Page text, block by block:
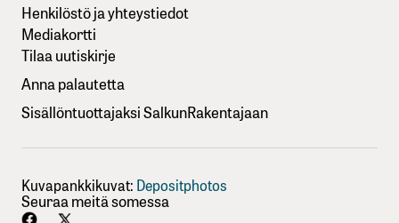
Henkilöstö ja yhteystiedot
Mediakortti
Tilaa uutiskirje
Anna palautetta
Sisällöntuottajaksi SalkunRakentajaan
Kuvapankkikuvat: Depositphotos
Seuraa meitä somessa